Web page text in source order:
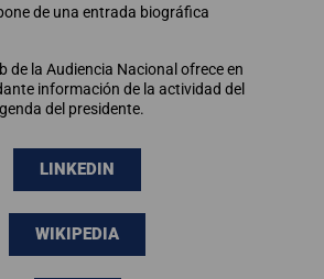
de una entrada biográfica
de la Audiencia Nacional ofrece en
información de la actividad del
del presidente.
LINKEDIN
WIKIPEDIA